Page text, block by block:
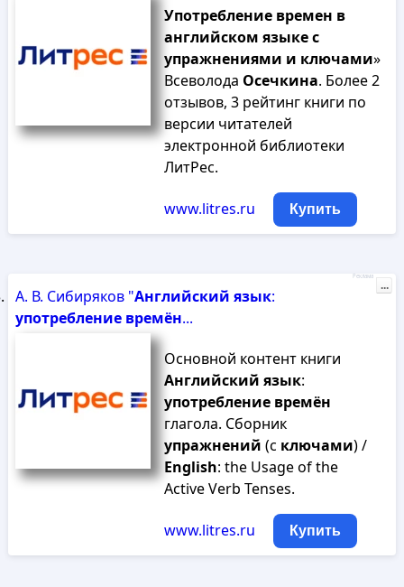
Употребление времен в
английском языкес
упражнениями и ключами»
Всеволода Осечкина. Более 2
отзывов, 3 рейтинг книги по
версии читателей
электронной библиотеки
ЛитРес.
www.litres.ru Купить
А. В. Сибиряков "Английский язык:
употребление времён...
Основной контент книги
Английский язык:
употребление времён
глагола. Сборник
упражнений (с ключами) /
English: the Usage of the
Active Verb Tenses.
www.litres.ru Купить
Реклама
...